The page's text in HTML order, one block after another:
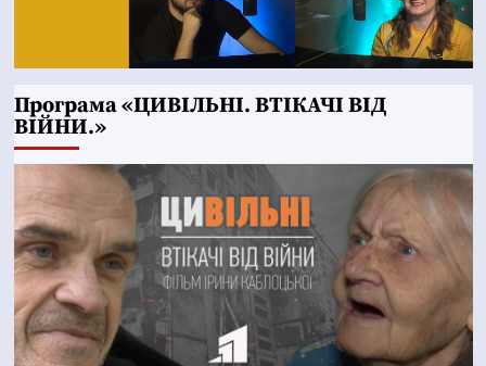
Програма «ЦИВІЛЬНІ. ВТІКАЧІ ВІД
ВІЙНИ.»